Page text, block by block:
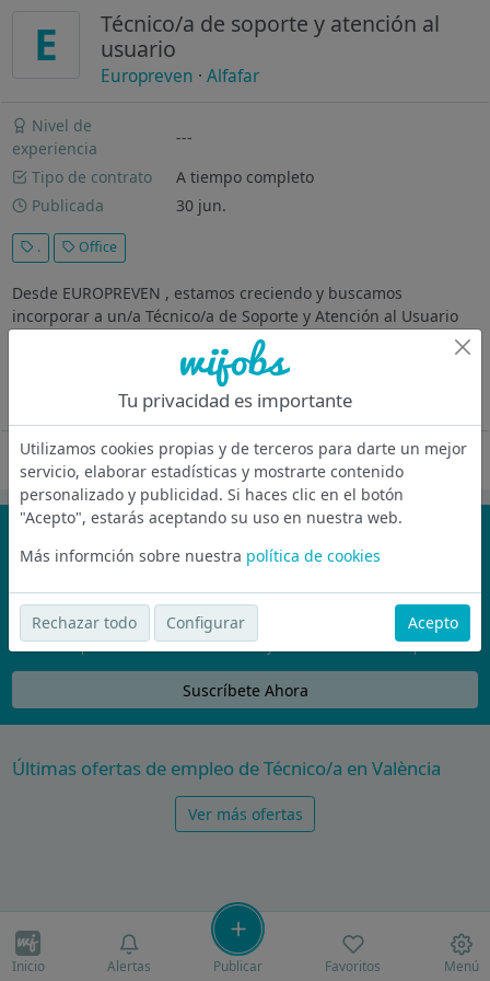
E
Técnico/a de soporte y atención al
usuario
Europreven ·Alfafar
Nivel de
experiencia
---
Tipo de contrato
A tiempo completo
Publicada
30 jun.
. Office
Desde EUROPREVEN , estamos creciendo y buscamos
incorporar a un/a Técnico/a de Soporte y Atención al Usuario
para seguir impulsando nuestro compromiso con la calidad
del servicio y la satisfacción de nuestros clientes. 🚀 El reto / el
Oferta desactivada
¡No te pierdas nada!
Únete a la comunidad de wijobs y recibe por email las mejores
ofertas de empleo
Nunca compartiremos tu email con nadie y no te vamos a enviar spam
Suscríbete Ahora
Últimas ofertas de empleo de Técnico/a en València
Ver más ofertas
Inicio Alertas Publicar Favoritos Menú
Tu privacidad es importante
Utilizamos cookies propias y de terceros para darte un mejor
servicio, elaborar estadísticas y mostrarte contenido
personalizado y publicidad. Si haces clic en el botón
"Acepto", estarás aceptando su uso en nuestra web.
Más informción sobre nuestra política de cookies
Rechazar todo Configurar Acepto